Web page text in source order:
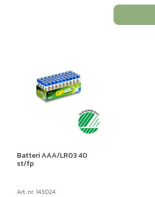
Batteri AAA/LR03 40
st/fp
Art. nr: 143024